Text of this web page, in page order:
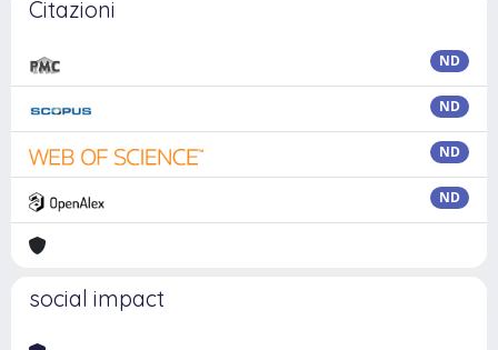
Citazioni
ND
ND
ND
ND
social impact